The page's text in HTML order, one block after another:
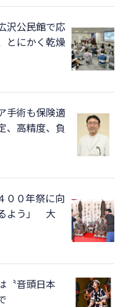
沢公民館で応
とにかく乾燥
手術も保険適
高精度、負
００年祭に向
よう」 大
〝音頭日本